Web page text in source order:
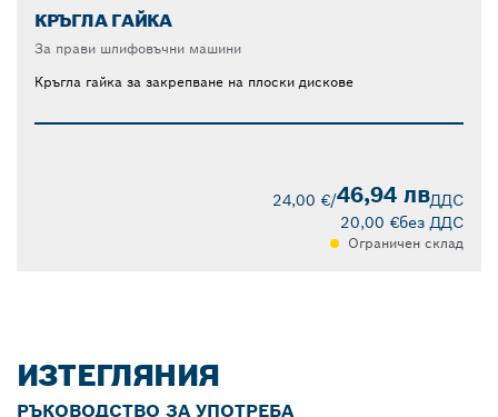
КРЪГЛА ГАЙКА
За прави шлифовъчни машини
Кръгла гайка за закрепване на плоски дискове
24,00 €/46,94 лвДДС
20,00 €без ДДС
Ограничен склад
ИЗТЕГЛЯНИЯ
РЪКОВОДСТВО ЗА УПОТРЕБА